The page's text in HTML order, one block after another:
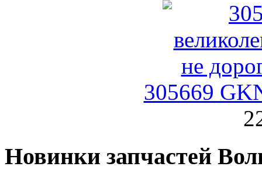
305669
Новинки запчастей